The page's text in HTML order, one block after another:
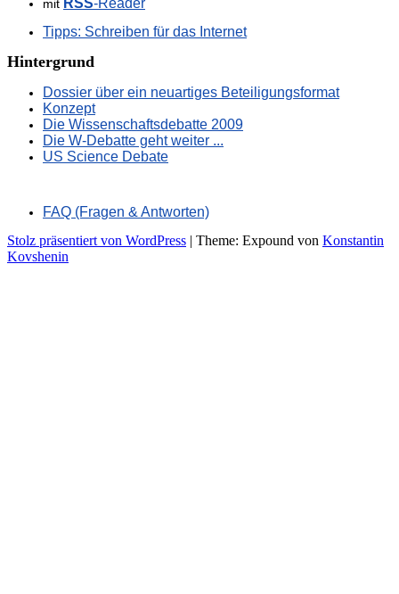
mit
Tipps: Schreiben für das Internet
Hintergrund
Dossier über ein neuartiges Beteiligungsformat
Konzept
Die Wissenschaftsdebatte 2009
Die W-Debatte geht weiter ...
US Science Debate
FAQ (Fragen & Antworten)
Stolz präsentiert von WordPress | Theme: Expound von Konstantin
Kovshenin